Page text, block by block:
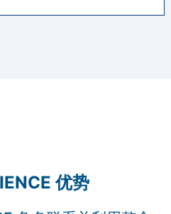
优势